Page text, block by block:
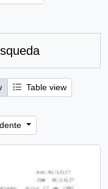
Table view